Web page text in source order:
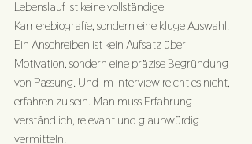
Lebenslauf ist keine vollständige
Karrierebiografie, sondern eine kluge Auswahl.
Ein Anschreiben ist kein Aufsatz über
Motivation, sondern eine präzise Begründung
von Passung. Und im Interview reicht es nicht,
erfahren zu sein. Man muss Erfahrung
verständlich, relevant und glaubwürdig
vermitteln.